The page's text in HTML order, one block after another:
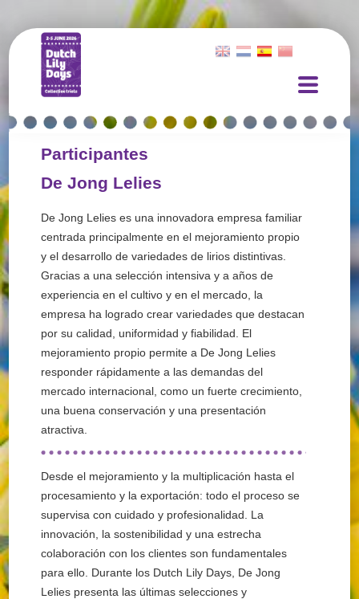
Participantes
De Jong Lelies
De Jong Lelies es una innovadora empresa familiar
centrada principalmente en el mejoramiento propio
y el desarrollo de variedades de lirios distintivas.
Gracias a una selección intensiva y a años de
experiencia en el cultivo y en el mercado, la
empresa ha logrado crear variedades que destacan
por su calidad, uniformidad y fiabilidad. El
mejoramiento propio permite a De Jong Lelies
responder rápidamente a las demandas del
mercado internacional, como un fuerte crecimiento,
una buena conservación y una presentación
atractiva.
Desde el mejoramiento y la multiplicación hasta el
procesamiento y la exportación: todo el proceso se
supervisa con cuidado y profesionalidad. La
innovación, la sostenibilidad y una estrecha
colaboración con los clientes son fundamentales
para ello. Durante los Dutch Lily Days, De Jong
Lelies presenta las últimas selecciones y